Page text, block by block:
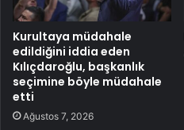
Kurultaya müdahale
edildiğini iddia eden
Kılıçdaroğlu, başkanlık
seçimine böyle müdahale
etti
Ağustos 7, 2026